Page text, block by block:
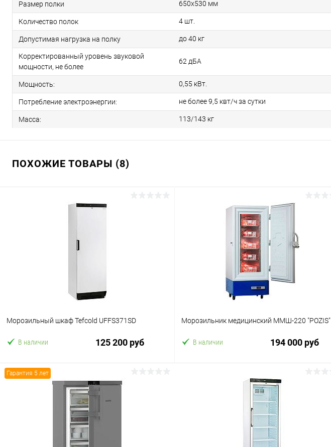
Размер полки 650х530 мм
Количество полок 4 шт.
Допустимая нагрузка на полку до 40 кг
Корректированный уровень звуковой
мощности, не более
62 дБА
Мощность: 0,55 кВт.
Потребление электроэнергии: не более 9,5 квт/ч за сутки
Масса: 113/143 кг
ПОХОЖИЕ ТОВАРЫ (8)
Морозильный шкаф Tefcold UFFS371SD
В наличии 125 200 руб
В корзину
Морозильник медицинский ММШ-220 "POZIS"
В наличии 194 000 руб
В корзину
Гарантия 5 лет